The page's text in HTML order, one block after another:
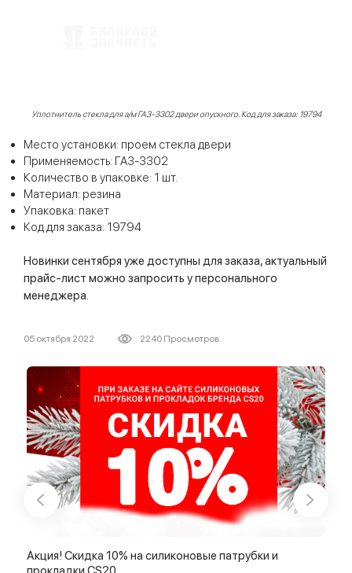
Уплотнитель стекла для а/м ГАЗ-3302 двери опускного. Код для заказа: 19794
Место установки: проем стекла двери
Применяемость: ГАЗ-3302
Количество в упаковке: 1 шт.
Материал: резина
Упаковка: пакет
Код для заказа: 19794
Новинки сентября уже доступны для заказа, актуальный
прайс-лист можно запросить у персонального
менеджера.
05 октября 2022 2240 Просмотров
Акция! Скидка 10% на силиконовые патрубки и